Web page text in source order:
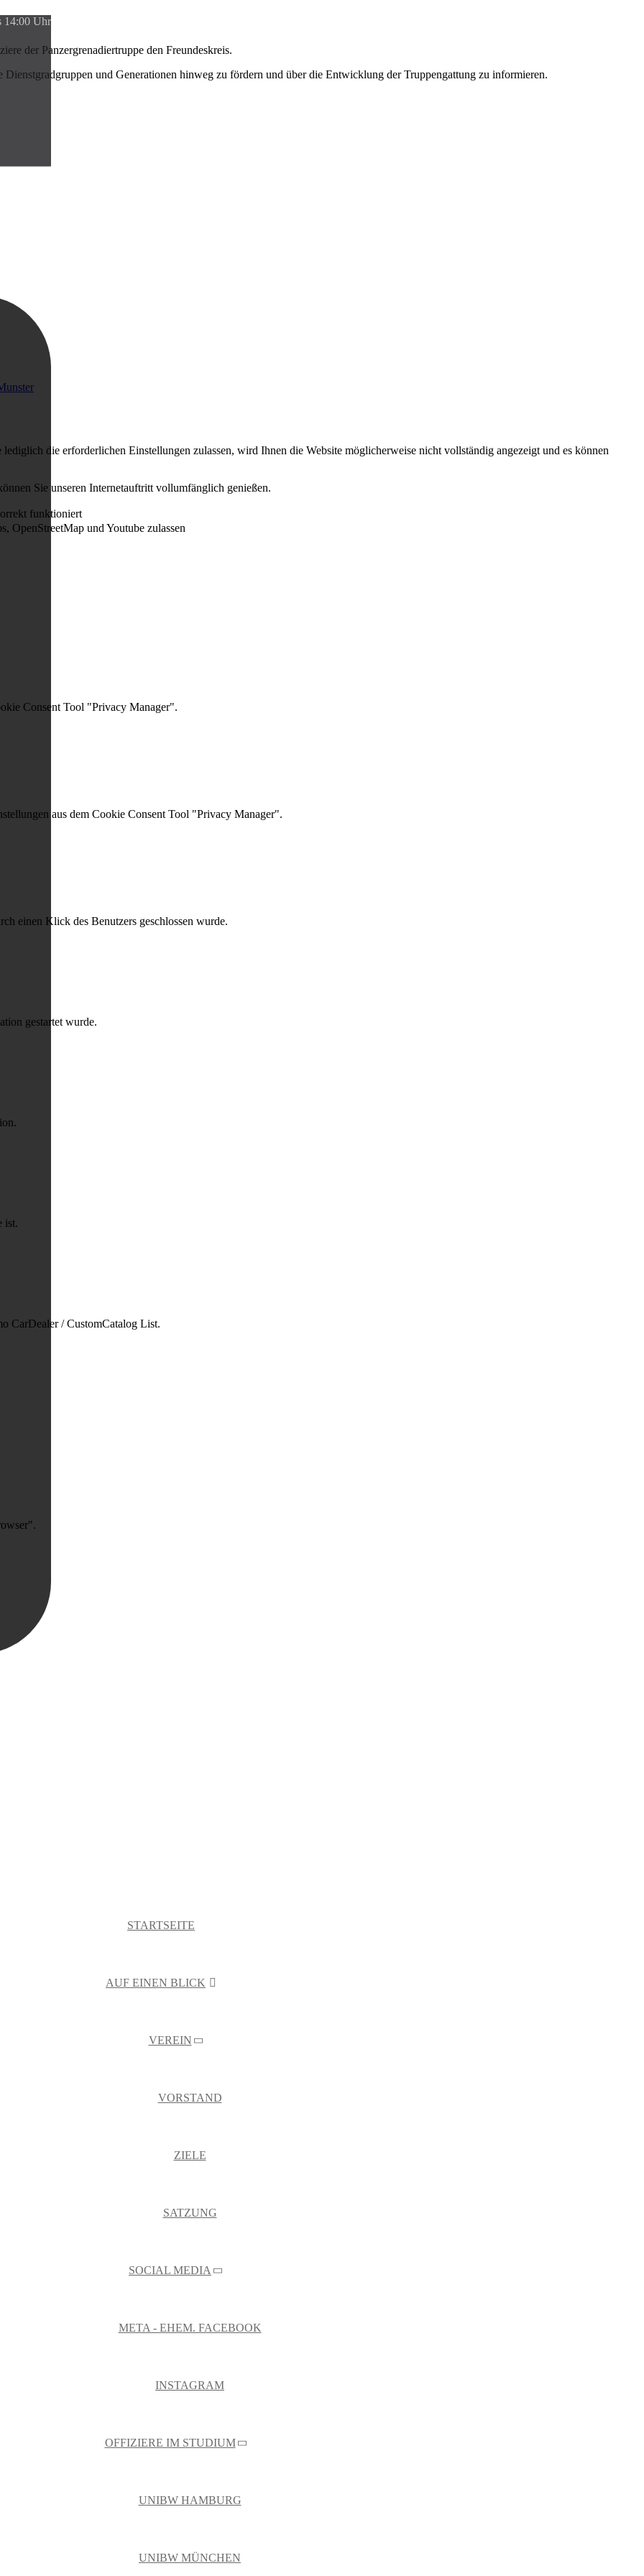
14:00 Uhr
der Panzergrenadiertruppe den Freundeskreis.
Dienstgradgruppen und Generationen hinweg zu fördern und über die Entwicklung der Truppengattung zu informieren.
die erforderlichen Einstellungen zulassen, wird Ihnen die Website möglicherweise nicht vollständig angezeigt und es können
Sie unseren Internetauftritt vollumfänglich genießen.
funktioniert
OpenStreetMap und Youtube zulassen
Consent Tool "Privacy Manager".
aus dem Cookie Consent Tool "Privacy Manager".
einen Klick des Benutzers geschlossen wurde.
gestartet wurde.
ist.
CarDealer / CustomCatalog List.
STARTSEITE
AUF EINEN BLICK
VEREIN
VORSTAND
ZIELE
SATZUNG
SOCIAL MEDIA
META - EHEM. FACEBOOK
INSTAGRAM
OFFIZIERE IM STUDIUM
UNIBW HAMBURG
UNIBW MÜNCHEN